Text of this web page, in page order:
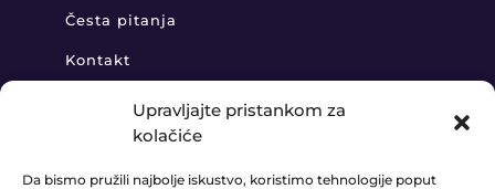
Upravljajte pristankom za
kolačiće
Da bismo pružili najbolje iskustvo, koristimo tehnologije poput
Česta pitanja
Kontakt